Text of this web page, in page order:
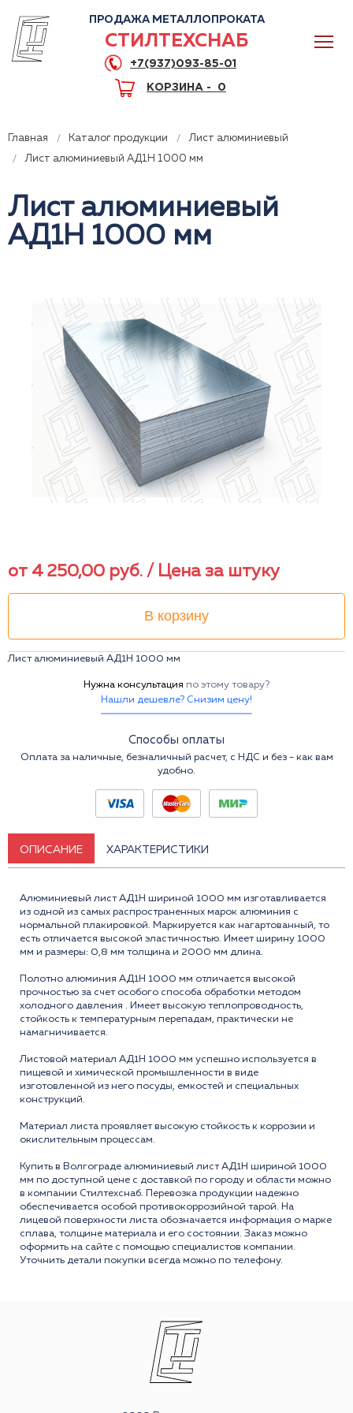
ПРОДАЖА МЕТАЛЛОПРОКАТА
СТИЛТЕХСНАБ
+7(937)093-85-01
КОРЗИНА - 0
Главная Каталог продукции
Лист алюминиевый
Лист алюминиевый АД1Н 1000 мм
Лист алюминиевый
АД1Н 1000 мм
от 4 250,00 руб. / Цена за штуку
В корзину
Лист алюминиевый АД1Н 1000 мм
Нужна консультация по этому товару?
Нашли дешевле? Снизим цену!
Способы оплаты
Оплата за наличные, безналичный расчет, с НДС и без - как вам
удобно.
ОПИСАНИЕ ХАРАКТЕРИСТИКИ
Алюминиевый лист АД1Н шириной 1000 мм изготавливается
из одной из самых распространенных марок алюминия с
нормальной плакировкой. Маркируется как нагартованный, то
есть отличается высокой эластичностью. Имеет ширину 1000
мм и размеры: 0,8 мм толщина и 2000 мм длина.
Полотно алюминия АД1Н 1000 мм отличается высокой
прочностью за счет особого способа обработки методом
холодного давления . Имеет высокую теплопроводность,
стойкость к температурным перепадам, практически не
намагничивается.
Листовой материал АД1Н 1000 мм успешно используется в
пищевой и химической промышленности в виде
изготовленной из него посуды, емкостей и специальных
конструкций.
Материал листа проявляет высокую стойкость к коррозии и
окислительным процессам.
Купить в Волгограде алюминиевый лист АД1Н шириной 1000
мм по доступной цене с доставкой по городу и области можно
в компании Стилтехснаб. Перевозка продукции надежно
обеспечивается особой противокоррозийной тарой. На
лицевой поверхности листа обозначается информация о марке
сплава, толщине материала и его состоянии. Заказ можно
оформить на сайте с помощью специалистов компании.
Уточнить детали покупки всегда можно по телефону.